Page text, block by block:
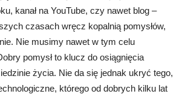
kanał na YouTube, czy nawet blog –
czasach wręcz kopalnią pomysłów,
Nie musimy nawet w tym celu
pomysł to klucz do osiągnięcia
życia. Nie da się jednak ukryć tego,
którego od dobrych kilku lat